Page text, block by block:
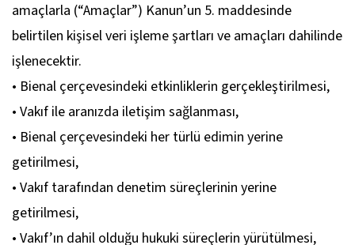
amaçlarla (“Amaçlar”) Kanun’un 5. maddesinde
belirtilen kişisel veri işleme şartları ve amaçları dahilinde
işlenecektir.
• Bienal çerçevesindeki etkinliklerin gerçekleştirilmesi,
• Vakıf ile aranızda iletişim sağlanması,
• Bienal çerçevesindeki her türlü edimin yerine
getirilmesi,
• Vakıf tarafından denetim süreçlerinin yerine
getirilmesi,
• Vakıf’ın dahil olduğu hukuki süreçlerin yürütülmesi,